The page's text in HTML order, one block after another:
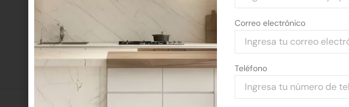
Correo electrónico
Teléfono